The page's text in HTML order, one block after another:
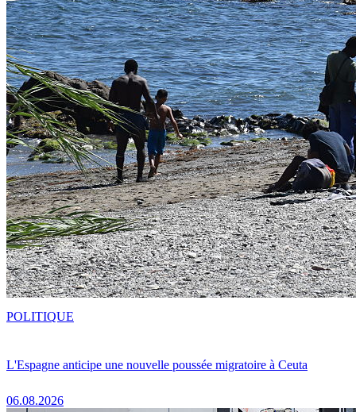
L'Espagne anticipe une nouvelle poussée migratoire à Ceuta
06.08.2026
POLITIQUE